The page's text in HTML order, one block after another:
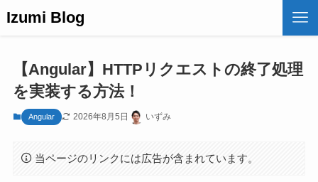
Izumi Blog
【Angular】HTTPリクエストの終了処理
を実装する方法！
Angular 2026年8月5日 いずみ
当ページのリンクには広告が含まれています。